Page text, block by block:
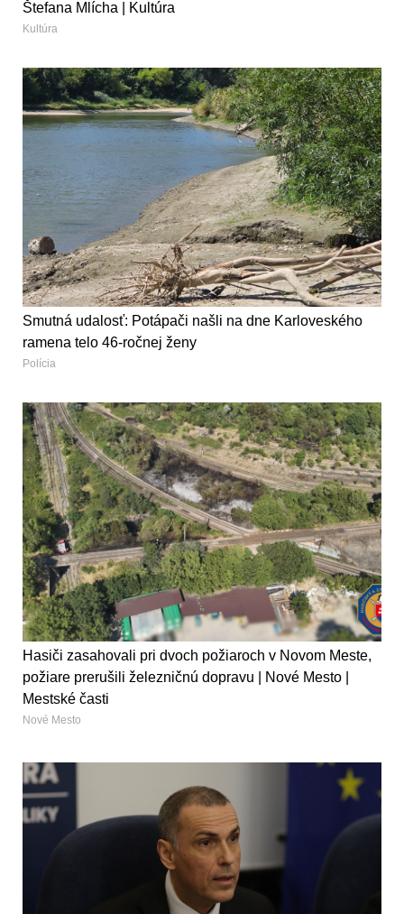
Štefana Mlícha | Kultúra
Kultúra
Smutná udalosť: Potápači našli na dne Karloveského
ramena telo 46-ročnej ženy
Polícia
Hasiči zasahovali pri dvoch požiaroch v Novom Meste,
požiare prerušili železničnú dopravu | Nové Mesto |
Mestské časti
Nové Mesto